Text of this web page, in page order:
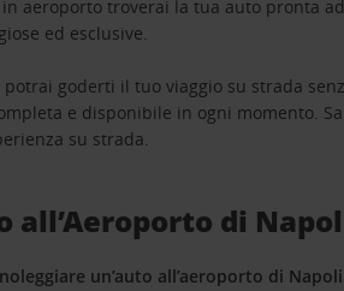
aeroporto troverai la tua auto pronta
ed esclusive.
potrai goderti il tuo viaggio su strada
e disponibile in ogni momento.
su strada.
all’Aeroporto di
un’auto all’aeroporto di